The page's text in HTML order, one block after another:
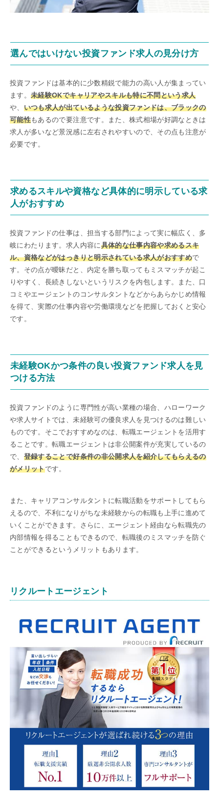
選んではいけない投資ファンド求人の見分け方
投資ファンドは基本的に少数精鋭で能力の高い人が集まってい
ます。未経験OKでキャリアやスキルも特に不問という求人
や、 いつも求人が出ているような投資ファンドは、ブラックの
可能性もあるので要注意です。また、株式相場が好調なときは
求人が多いなど景況感に左右されやすいので、その点も注意が
必要です。
求めるスキルや資格など具体的に明示している求
人がおすすめ
投資ファンドの仕事は、担当する部門によって実に幅広く、多
岐にわたります。求人内容に具体的な仕事内容や求めるスキ
ル、資格などがはっきりと明示されている求人がおすすめで
す。その点が曖昧だと、内定を勝ち取ってもミスマッチが起こ
りやすく、長続きしないというリスクを内包します。また、口
コミやエージェントのコンサルタントなどからあらかじめ情報
を得て、実際の仕事内容や労働環境などを把握しておくと安心
です。
未経験OKかつ条件の良い投資ファンド求人を見
つける方法
投資ファンドのように専門性が高い業種の場合、ハローワーク
や求人サイトでは、未経験可の優良求人を見つけるのは難しい
ものです。そこでおすすめなのは、転職エージェントを活用す
ることです。転職エージェントは非公開案件が充実しているの
で、 登録することで好条件の非公開求人を紹介してもらえるの
がメリットです。
また、キャリアコンサルタントに転職活動をサポートしてもら
えるので、不利になりがちな未経験からの転職も上手に進めて
いくことができます。さらに、エージェント経由なら転職先の
内部情報を得ることもできるので、転職後のミスマッチを防ぐ
ことができるというメリットもあります。
リクルートエージェント